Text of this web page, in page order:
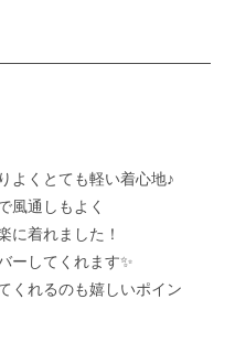
よくとても軽い着心地♪
風通しもよく
に着れました！
ーしてくれます✨
くれるのも嬉しいポイン